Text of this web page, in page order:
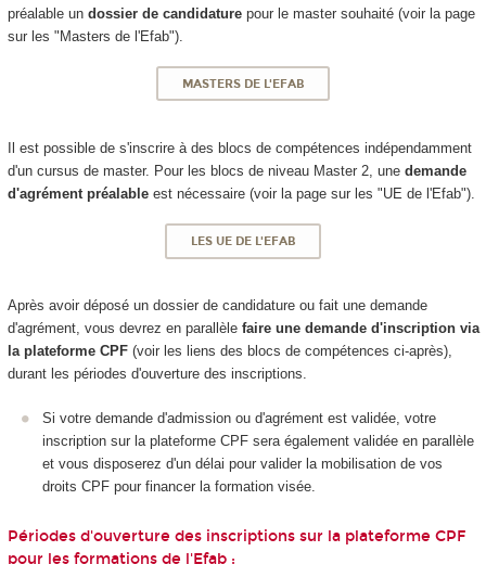
préalable un dossier de candidaturepour le master souhaité (voir la page
sur les "Masters de l'Efab").
MASTERS DE L'EFAB
Il est possible de s'inscrire à des blocs de compétences indépendamment
d'un cursus de master. Pour les blocs de niveau Master 2, une demande
d'agrément préalableest nécessaire (voir la page sur les "UE de l'Efab").
LES UE DE L'EFAB
Après avoir déposé un dossier de candidature ou fait une demande
d'agrément, vous devrez en parallèle faire une demande d'inscription via
la plateforme CPF(voir les liens des blocs de compétences ci-après),
durant les périodes d'ouverture des inscriptions.
Si votre demande d'admission ou d'agrément est validée, votre
inscription sur la plateforme CPF sera également validée en parallèle
et vous disposerez d'un délai pour valider la mobilisation de vos
droits CPF pour financer la formation visée.
Périodes d'ouverture des inscriptions sur la plateforme CPF
pour les formations de l'Efab :